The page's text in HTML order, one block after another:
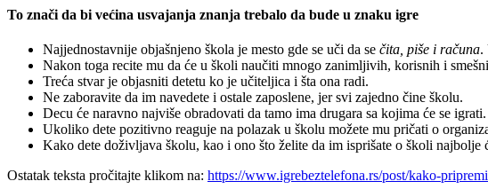
To znači da bi većina usvajanja znanja trebalo da bude u znaku igre
Najjednostavnije objašnjeno škola je mesto gde se uči da se čita, piše i računa.
Nakon toga recite mu da će u školi naučiti mnogo zanimljivih, korisnih i
Treća stvar je objasniti detetu ko je učiteljica i šta ona radi.
Ne zaboravite da im navedete i ostale zaposlene, jer svi zajedno čine školu.
Decu će naravno najviše obradovati da tamo ima drugara sa kojima će se
Ukoliko dete pozitivno reaguje na polazak u školu možete mu pričati o
Kako dete doživljava školu, kao i ono što želite da im isprišate o školi najbolje
Ostatak teksta pročitajte klikom na: https://www.igrebeztelefona.rs/post/kako-